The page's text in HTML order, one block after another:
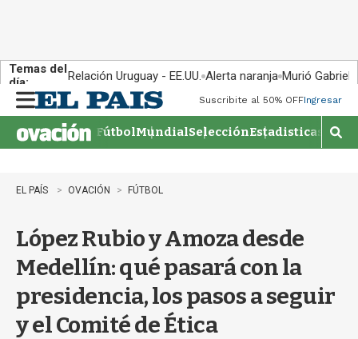
Temas del
día:
Relación Uruguay - EE.UU. Alerta naranja Murió Gabriel
n
u
Suscribite al 50% OFFIngresar
FútbolMundialSelecciónEstadisticas
M
o
EL PAÍS OVACIÓN FÚTBOL
López Rubio y Amoza desde
Medellín: qué pasará con la
presidencia, los pasos a seguir
y el Comité de Ética